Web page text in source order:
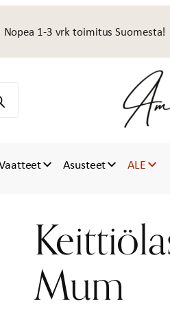
Nopea 1-3 vrk toimitus Suomesta!
Asusteet ALE
Mum